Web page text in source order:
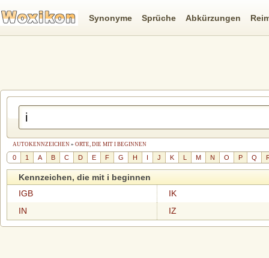
AUTOKENNZEICHEN » ORTE, DIE MIT I BEGINNEN
0 1 A B C D E F G H I J K L M N O P Q
Kennzeichen, die mit i beginnen
IGB
IK
IN
IZ
Synonyme Sprüche Abkürzungen